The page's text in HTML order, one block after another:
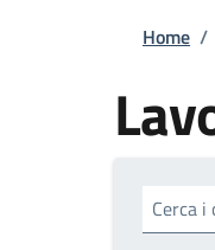
Home /
Cerca